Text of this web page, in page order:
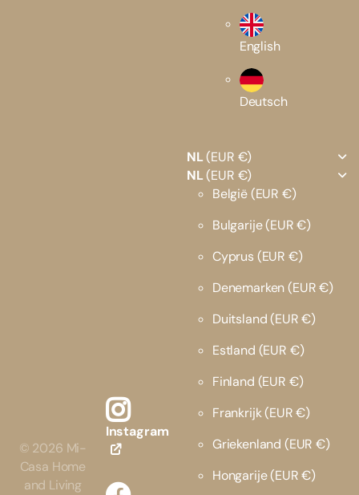
© 2026 Mi-
Casa Home
and Living
Instagram
English
Deutsch
NL(EUR €)
NL(EUR €)
België(EUR €)
Bulgarije(EUR €)
Cyprus (EUR €)
Denemarken(EUR €)
Duitsland(EUR €)
Estland (EUR €)
Finland (EUR €)
Frankrijk(EUR €)
Griekenland (EUR €)
Hongarije(EUR €)